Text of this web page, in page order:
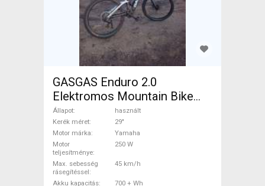
GASGAS Enduro 2.0
Elektromos Mountain Bike
29" össztelós / fully Yamaha
Shimano Deore használt
ELADÓ
Állapot
használt
Kerék méret
29"
Motor márka
Yamaha
Motor
teljesítménye
250 W
Max. sebesség
rásegítéssel
45 km/h
Akku kapacitás
700 + Wh